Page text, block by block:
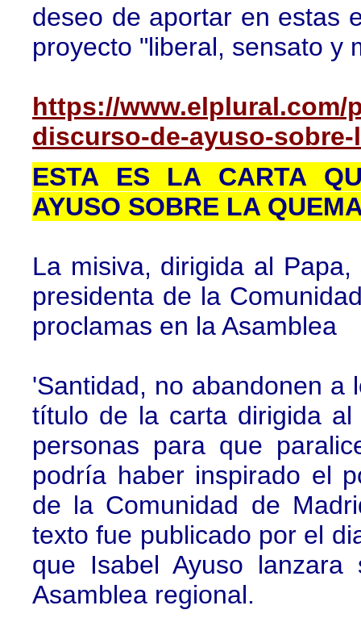
deseo de aportar en estas
proyecto "liberal, sensato y
https://
discurso-de-ayuso-sobre-
ESTA ES LA CARTA
AYUSO SOBRE LA
La misiva, dirigida al
presidenta de la
proclamas en la Asamblea
'Santidad, no abandonen a
título de la carta dirigida
personas para que
podría haber inspirado el
de la Comunidad de
texto fue publicado por el
que Isabel Ayuso
Asamblea regional.